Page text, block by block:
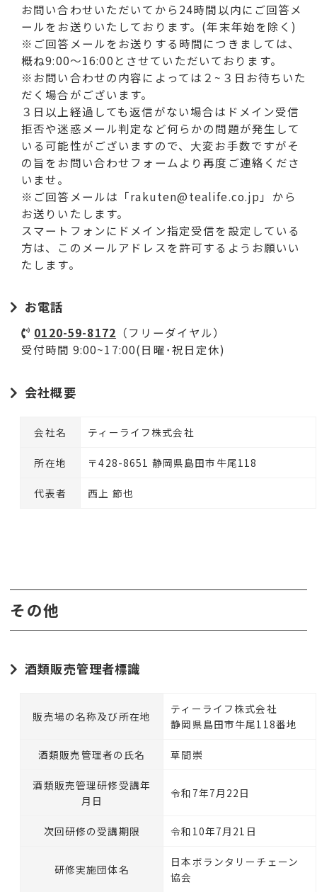
お問い合わせいただいてから24時間以内にご回答メ
ールをお送りいたしております。(年末年始を除く)
※ご回答メールをお送りする時間につきましては、
概ね9:00～16:00とさせていただいております。
※お問い合わせの内容によっては２~３日お待ちいた
だく場合がございます。
３日以上経過しても返信がない場合はドメイン受信
拒否や迷惑メール判定など何らかの問題が発生して
いる可能性がございますので、大変お手数ですがそ
の旨をお問い合わせフォームより再度ご連絡くださ
いませ。
※ご回答メールは「rakuten@tealife.co.jp」から
お送りいたします。
スマートフォンにドメイン指定受信を設定している
方は、このメールアドレスを許可するようお願いい
たします。
お電話
0120-59-8172 （フリーダイヤル）
受付時間 9:00~17:00(日曜･祝日定休)
会社概要
会社名 ティーライフ株式会社
所在地 〒428-8651 静岡県島田市牛尾118
代表者 西上 節也
その他
酒類販売管理者標識
販売場の名称及び所在地
ティーライフ株式会社
静岡県島田市牛尾118番地
酒類販売管理者の氏名 草間崇
酒類販売管理研修受講年
月日
令和7年7月22日
次回研修の受講期限 令和10年7月21日
研修実施団体名
日本ボランタリーチェーン
協会